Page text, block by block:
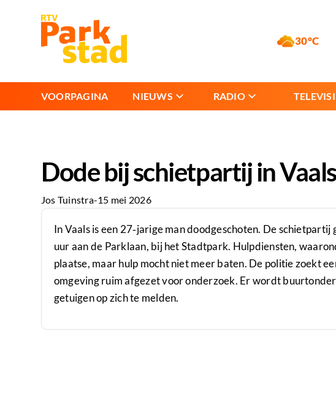
30°C
VOORPAGINA NIEUWS RADIO
Dode bij schietpartij in
Jos Tuinstra-15 mei 2026
In Vaals is een 27‑jarige man doodgeschoten. De
uur aan de Parklaan, bij het Stadtpark. Hulpdiensten,
plaatse, maar hulp mocht niet meer baten. De politie zoekt
omgeving ruim afgezet voor onderzoek. Er wordt
getuigen op zich te melden.